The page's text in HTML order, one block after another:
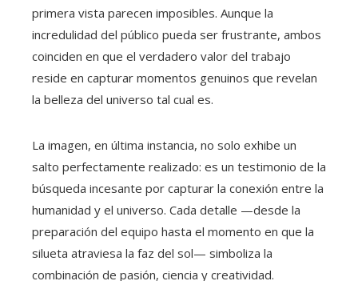
primera vista parecen imposibles. Aunque la
incredulidad del público pueda ser frustrante, ambos
coinciden en que el verdadero valor del trabajo
reside en capturar momentos genuinos que revelan
la belleza del universo tal cual es.
La imagen, en última instancia, no solo exhibe un
salto perfectamente realizado: es un testimonio de la
búsqueda incesante por capturar la conexión entre la
humanidad y el universo. Cada detalle —desde la
preparación del equipo hasta el momento en que la
silueta atraviesa la faz del sol— simboliza la
combinación de pasión, ciencia y creatividad.